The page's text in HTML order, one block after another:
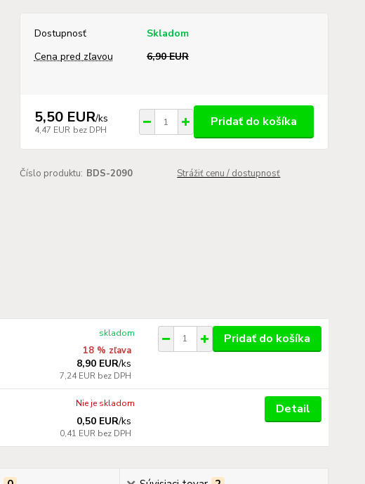
Dostupnosť
Skladom
Cena pred zľavou
6,90 EUR
5,50 EUR/ks
4,47 EUR bez DPH
Pridať do košíka
Číslo produktu: BDS-2090 Strážiť cenu / dostupnosť
18 % zľava
8,90 EUR/ks
7,24 EUR bez DPH
skladom Pridať do košíka
0,50 EUR/ks
0,41 EUR bez DPH
Nie je skladom Detail